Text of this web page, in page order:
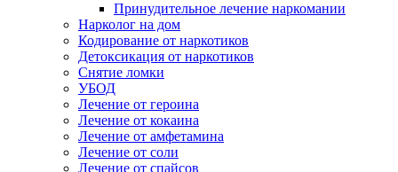
Принудительное лечение наркомании
Нарколог на дом
Кодирование от наркотиков
Детоксикация от наркотиков
Снятие ломки
УБОД
Лечение от героина
Лечение от кокаина
Лечение от амфетамина
Лечение от соли
Лечение от спайсов